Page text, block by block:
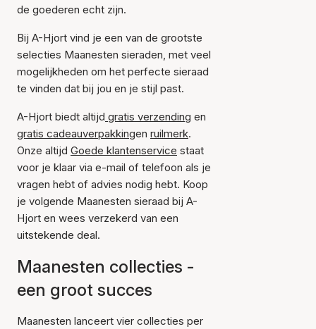
de goederen echt zijn.
Bij A-Hjort vind je een van de grootste
selecties Maanesten sieraden, met veel
mogelijkheden om het perfecte sieraad
te vinden dat bij jou en je stijl past.
A-Hjort biedt altijd gratis verzending en
gratis cadeauverpakkingen ruilmerk.
Onze altijd Goede klantenservice staat
voor je klaar via e-mail of telefoon als je
vragen hebt of advies nodig hebt. Koop
je volgende Maanesten sieraad bij A-
Hjort en wees verzekerd van een
uitstekende deal.
Maanesten collecties -
een groot succes
Maanesten lanceert vier collecties per